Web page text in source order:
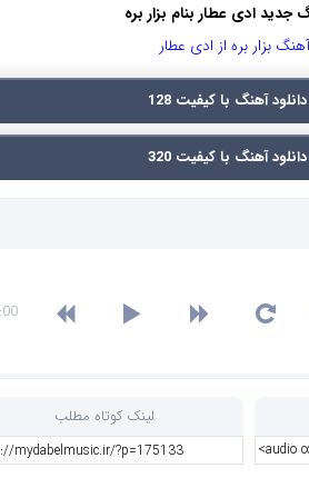
جدید ادی عطار بنام بزار بره
بزار بره از ادی عطار
دانلود آهنگ با کیفیت 128
دانلود آهنگ با کیفیت 320
لینک کوتاه مطلب